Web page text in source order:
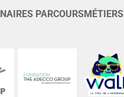
PARCOURSMÉTIERS